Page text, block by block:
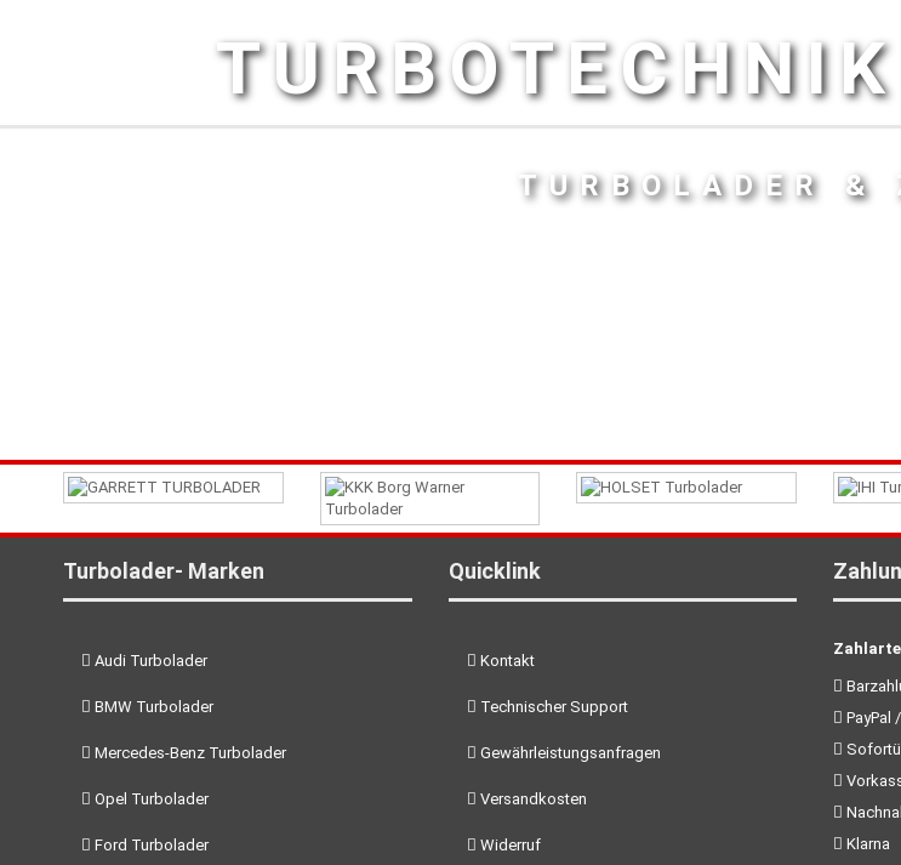
TURBOLADER &
Turbolader- Marken
Audi Turbolader
BMW Turbolader
Mercedes-Benz Turbolader
Opel Turbolader
Ford Turbolader
Quicklink
Kontakt
Technischer Support
Gewährleistungsanfragen
Versandkosten
Widerruf
PayPal
Klarna